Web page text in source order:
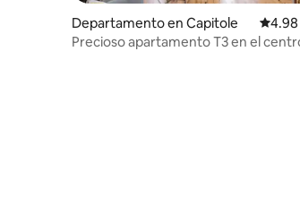
Departamento en Capitole
Precioso apartamento T3 en el